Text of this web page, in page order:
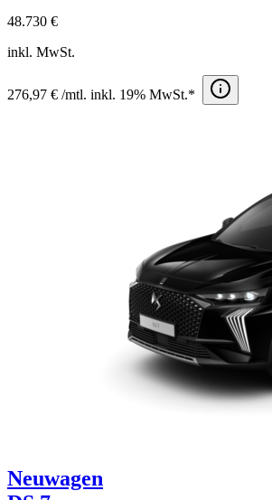
48.730 €
inkl. MwSt.
276,97 € /mtl. inkl. 19% MwSt.*
Neuwagen